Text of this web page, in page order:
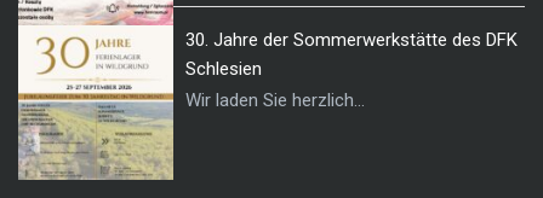
30. Jahre der Sommerwerkstätte des DFK
Schlesien
Wir laden Sie herzlich...